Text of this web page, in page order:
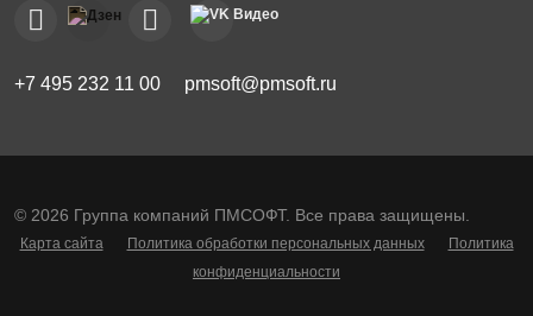
+7 495 232 11 00 pmsoft@pmsoft.ru
© 2026 Группа компаний ПМСОФТ. Все права защищены.
Карта сайта Политика обработки персональных данных
Политика
конфиденциальности